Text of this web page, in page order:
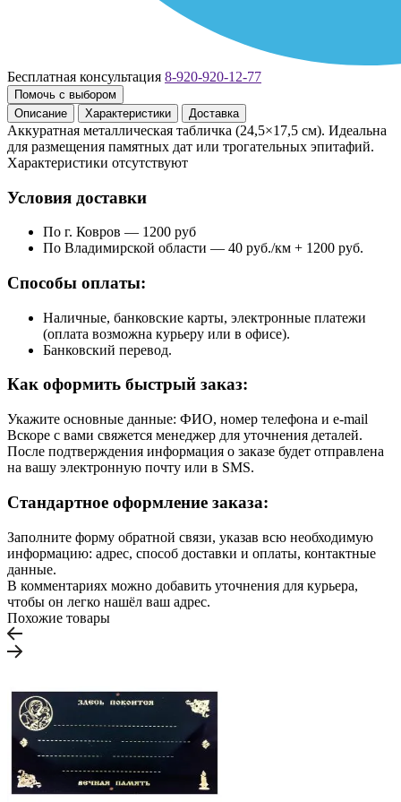
Бесплатная консультация 8-920-920-12-77
Помочь с выбором
Описание
Характеристики Доставка
Аккуратная металлическая табличка (24,5×17,5 см). Идеальна
для размещения памятных дат или трогательных эпитафий.
Характеристики отсутствуют
Условия доставки
По г. Ковров — 1200 руб
По Владимирской области — 40 руб./км + 1200 руб.
Способы оплаты:
Наличные, банковские карты, электронные платежи
(оплата возможна курьеру или в офисе).
Банковский перевод.
Как оформить быстрый заказ:
Укажите основные данные: ФИО, номер телефона и e-mail
Вскоре с вами свяжется менеджер для уточнения деталей.
После подтверждения информация о заказе будет отправлена
на вашу электронную почту или в SMS.
Стандартное оформление заказа:
Заполните форму обратной связи, указав всю необходимую
информацию: адрес, способ доставки и оплаты, контактные
данные.
В комментариях можно добавить уточнения для курьера,
чтобы он легко нашёл ваш адрес.
Похожие товары